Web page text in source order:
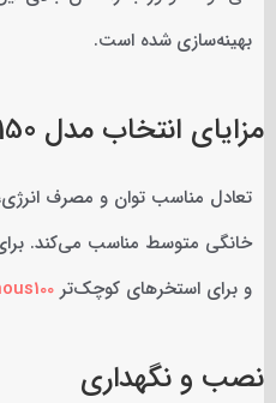
بهینه‌سازی شده است.
مزایای انتخاب مدل Genous150
تعادل مناسب توان و مصرف
خانگی متوسط مناسب می‌کند.
و برای استخرهای کوچک‌تر
نصب و نگهداری